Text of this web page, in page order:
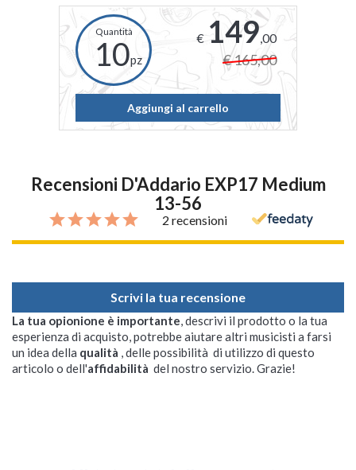
10pz
€ 149,00
€ 165,00
Aggiungi al carrello
Recensioni D'Addario EXP17 Medium
13-56
2 recensioni
Scrivi la tua recensione
La tua opionione è importante, descrivi il prodotto o la tua
esperienza di acquisto, potrebbe aiutare altri musicisti a farsi
un idea della qualità , delle possibilità di utilizzo di questo
articolo o dell'affidabilità del nostro servizio. Grazie!